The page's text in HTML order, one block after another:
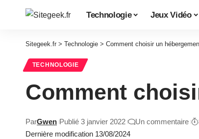
Technologie Jeux Vidéo
Sitegeek.fr > Technologie > Comment choisir un
TECHNOLOGIE
Comment
Dernière modification 13/08/2024
ParGwen Publié 3 janvier 2022 Un commentaire